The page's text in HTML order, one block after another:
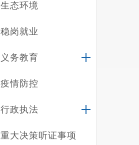
生态环境
稳岗就业
义务教育
疫情防控
行政执法
重大决策听证事项